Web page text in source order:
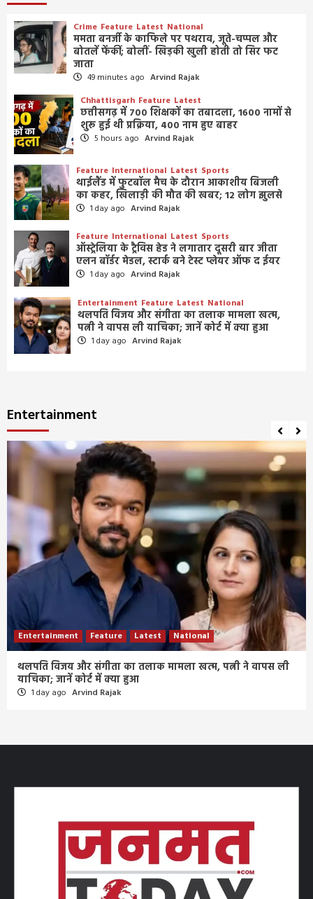
Crime Feature Latest National
ममता बनर्जी के काफिले पर पथराव, जूते-चप्पल और
बोतलें फेंकीं; बोलीं- खिड़की खुली होती तो सिर फट
जाता
49 minutes ago Arvind Rajak
Chhattisgarh Feature Latest
छत्तीसगढ़ में 700 शिक्षकों का तबादला, 1600 नामों से
शुरू हुई थी प्रक्रिया, 400 नाम हुए बाहर
5 hours ago Arvind Rajak
Feature International Latest Sports
थाईलैंड में फुटबॉल मैच के दौरान आकाशीय बिजली
का कहर, खिलाड़ी की मौत की खबर; 12 लोग झुलसे
1 day ago Arvind Rajak
Feature International Latest Sports
ऑस्ट्रेलिया के ट्रैविस हेड ने लगातार दूसरी बार जीता
एलन बॉर्डर मेडल, स्टार्क बने टेस्ट प्लेयर ऑफ द ईयर
1 day ago Arvind Rajak
Entertainment Feature Latest National
थलपति विजय और संगीता का तलाक मामला खत्म,
पत्नी ने वापस ली याचिका; जानें कोर्ट में क्या हुआ
1 day ago Arvind Rajak
Entertainment
Entertainment Feature Latest National
थलपति विजय और संगीता का तलाक मामला खत्म, पत्नी ने वापस ली
याचिका; जानें कोर्ट में क्या हुआ
1 day ago Arvind Rajak